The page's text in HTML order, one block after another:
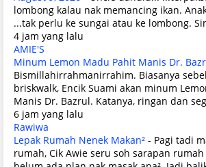
lombong kalau nak memancing ikan.
...tak perlu ke sungai atau ke lombong.
4 jam yang lalu
AMIE'S
Minum Lemon Madu Pahit Manis Dr.
Bismillahirrahmanirrahim. Biasanya
briskwalk, Encik Suami akan minum
Manis Dr. Bazrul. Katanya, ringan dan
6 jam yang lalu
Rawiwa
Lepak Rumah Nenek Makan² - Pagi tadi
rumah, Cik Awie seru soh sarapan